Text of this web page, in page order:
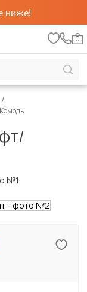
ниже!
0
Комоды